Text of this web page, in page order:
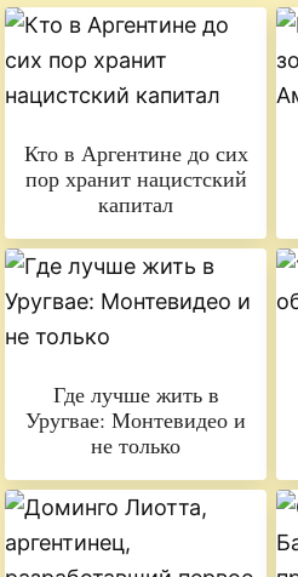
Кто в Аргентине до сих
пор хранит нацистский
капитал
Где лучше жить в
Уругвае: Монтевидео и
не только